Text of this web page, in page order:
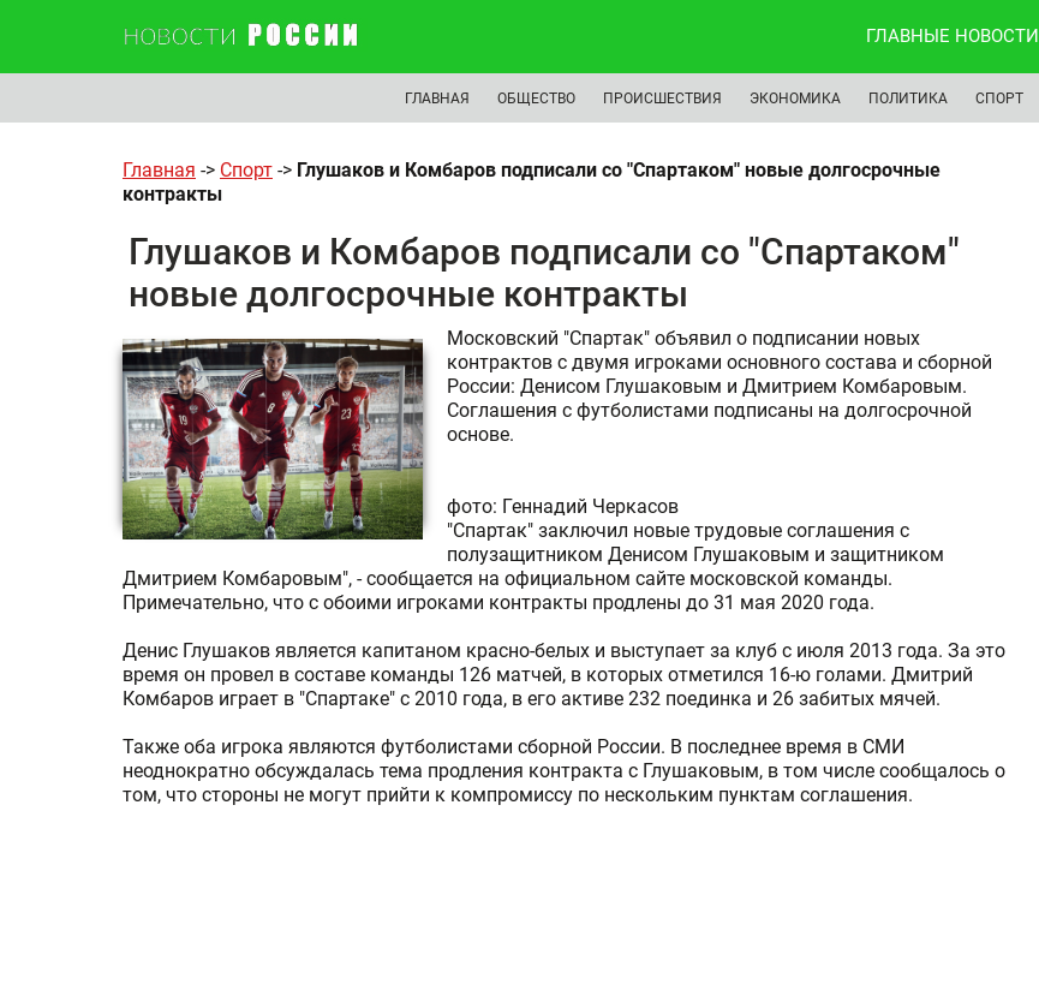
ГЛАВНЫЕ НОВОСТИ
ГЛАВНАЯ ОБЩЕСТВО ПРОИСШЕСТВИЯ ЭКОНОМИКА ПОЛИТИКА СПОРТ
Главная -> Спорт -> Глушаков и Комбаров подписали со "Спартаком" новые долгосрочные
контракты
Глушаков и Комбаров подписали со "Спартаком"
новые долгосрочные контракты
Московский "Спартак" объявил о подписании новых
контрактов с двумя игроками основного состава и сборной
России: Денисом Глушаковым и Дмитрием Комбаровым.
Соглашения с футболистами подписаны на долгосрочной
основе.
фото: Геннадий Черкасов
"Спартак" заключил новые трудовые соглашения с
полузащитником Денисом Глушаковым и защитником
Дмитрием Комбаровым", - сообщается на официальном сайте московской команды.
Примечательно, что с обоими игроками контракты продлены до 31 мая 2020 года.
Денис Глушаков является капитаном красно-белых и выступает за клуб с июля 2013 года. За это
время он провел в составе команды 126 матчей, в которых отметился 16-ю голами. Дмитрий
Комбаров играет в "Спартаке" с 2010 года, в его активе 232 поединка и 26 забитых мячей.
Также оба игрока являются футболистами сборной России. В последнее время в СМИ
неоднократно обсуждалась тема продления контракта с Глушаковым, в том числе сообщалось о
том, что стороны не могут прийти к компромиссу по нескольким пунктам соглашения.